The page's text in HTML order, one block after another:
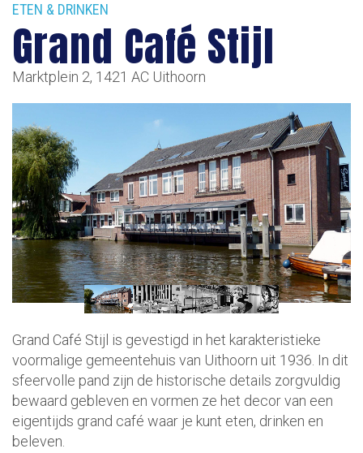
ETEN & DRINKEN
Grand Café Stijl
Marktplein 2, 1421 AC Uithoorn
Grand Café Stijl is gevestigd in het karakteristieke
voormalige gemeentehuis van Uithoorn uit 1936. In dit
sfeervolle pand zijn de historische details zorgvuldig
bewaard gebleven en vormen ze het decor van een
eigentijds grand café waar je kunt eten, drinken en
beleven.